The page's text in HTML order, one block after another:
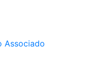
Associado